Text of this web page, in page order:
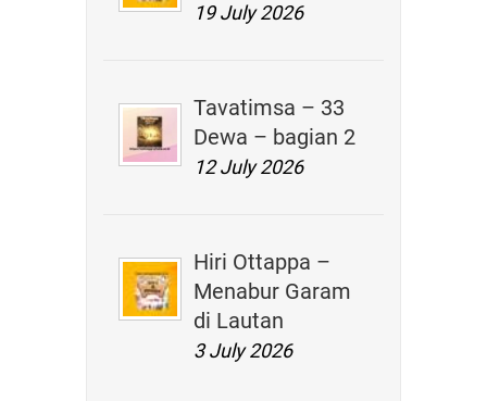
19 July 2026
Tavatimsa – 33
Dewa – bagian 2
12 July 2026
Hiri Ottappa –
Menabur Garam
di Lautan
3 July 2026